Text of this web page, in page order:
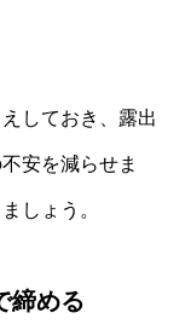
しておき、露出
安を減らせま
しょう。
締める